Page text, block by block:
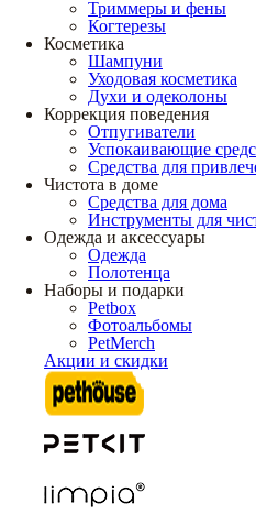
Триммеры и фены
Когтерезы
Косметика
Шампуни
Уходовая косметика
Духи и одеколоны
Коррекция поведения
Отпугиватели
Успокаивающие
Средства для
Чистота в доме
Средства для дома
Инструменты для
Одежда и аксессуары
Одежда
Полотенца
Наборы и подарки
Petbox
Фотоальбомы
PetMerch
Акции и скидки